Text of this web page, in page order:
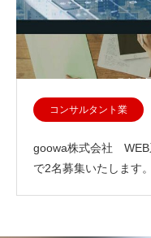
コンサルタント業
goowa株式会社 WEB
で2名募集いたします。